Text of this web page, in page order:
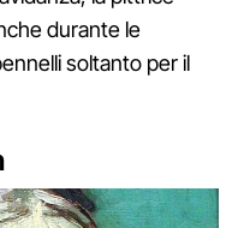
durante le
soltanto per il